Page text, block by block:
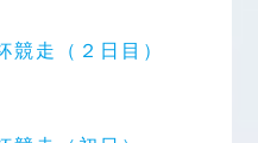
競走（２日目）